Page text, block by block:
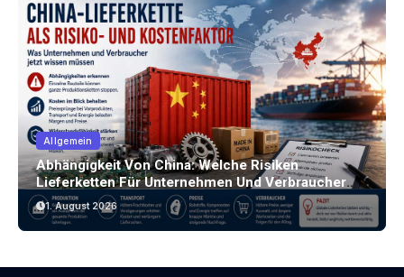
Allgemein
Abhängigkeit Von China: Welche Risiken
Lieferketten Für Unternehmen Und Verbraucher
Bergen
1. August 2026